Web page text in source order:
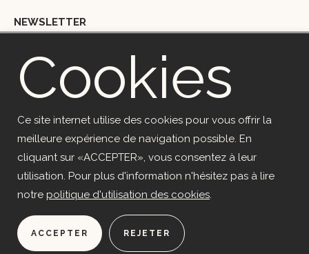
NEWSLETTER
Copyright © 2018 Ekceli – Marie Berthouloux | mb@ekceli.com |
+33699002067 | 41 rue du Rempart, 29200 Brest
OVH (SAS) | Code APE 2620Z | 2 rue Kellermann 59100 Roubaix
Men­tions lé­ga­les
Plan du site
Réalisation : Simon Garnier
Cookies
Ce site internet utilise des cookies pour vous offrir la
meilleure expérience de navigation possible. En
cliquant sur «ACCEPTER», vous consentez à leur
utilisation. Pour plus d'information n'hésitez pas à lire
notre politique d'utilisation des cookies.
ACCEPTER REJETER